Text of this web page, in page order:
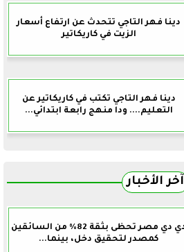
دينا فهر التاجي تتحدث عن ارتفاع أسعار
الزيت في كاريكاتير
دينا فهر التاجي تكتب في كاريكاتير عن
التعليم.... ودا منهج رابعة ابتدائي...
آخر الأخبار
دي دي مصر تحظى بثقة 82% من السائقين
كمصدر لتحقيق دخل، بينما...